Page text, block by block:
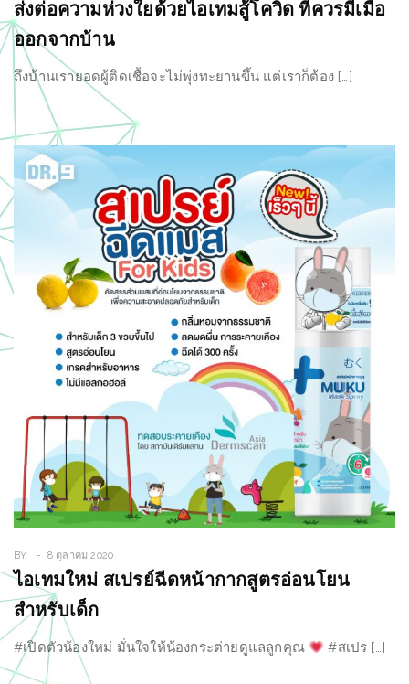
ส่งต่อความห่วงใยด้วยไอเทมสู้โควิด ที่ควรมีเมื่อ
ออกจากบ้าน
ถึงบ้านเรายอดผู้ติดเชื้อจะไม่พุ่งทะยานขึ้น แต่เราก็ต้อง […]
BY 8 ตุลาคม 2020
ไอเทมใหม่ สเปรย์ฉีดหน้ากากสูตรอ่อนโยน
สำหรับเด็ก
#เปิดตัวน้องใหม่ มั่นใจให้น้องกระต่ายดูแลลูกคุณ #สเปร […]